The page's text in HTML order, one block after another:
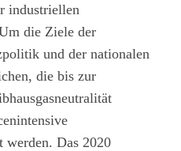
industriellen
die Ziele der
und der nationalen
die bis zur
werden. Das 2020